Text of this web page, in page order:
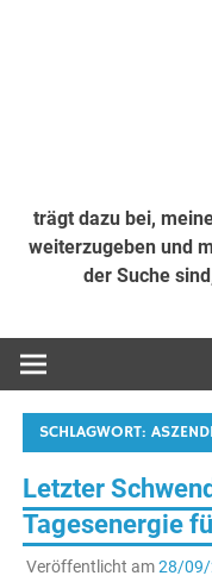
trägt dazu bei,
weiterzugeben und
der Suche
SCHLAGWORT:
Letzter
Tagesenergie
Veröffentlicht am28/09/